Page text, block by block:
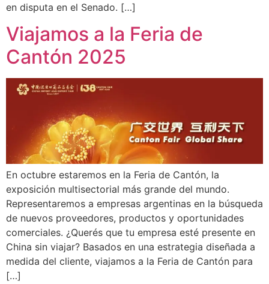
en disputa en el Senado. […]
Viajamos a la Feria de
Cantón 2025
En octubre estaremos en la Feria de Cantón, la
exposición multisectorial más grande del mundo.
Representaremos a empresas argentinas en la búsqueda
de nuevos proveedores, productos y oportunidades
comerciales. ¿Querés que tu empresa esté presente en
China sin viajar? Basados en una estrategia diseñada a
medida del cliente, viajamos a la Feria de Cantón para
[…]